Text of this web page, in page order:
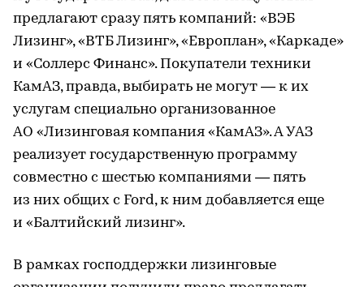
предлагают сразу пять компаний: «ВЭБ
Лизинг», «ВТБ Лизинг», «Европлан», «Каркаде»
и «Соллерс Финанс». Покупатели техники
КамАЗ, правда, выбирать не могут — к их
услугам специально организованное
АО «Лизинговая компания «КамАЗ». А УАЗ
реализует государственную программу
совместно с шестью компаниями — пять
из них общих с Ford, к ним добавляется еще
и «Балтийский лизинг».
В рамках господдержки лизинговые